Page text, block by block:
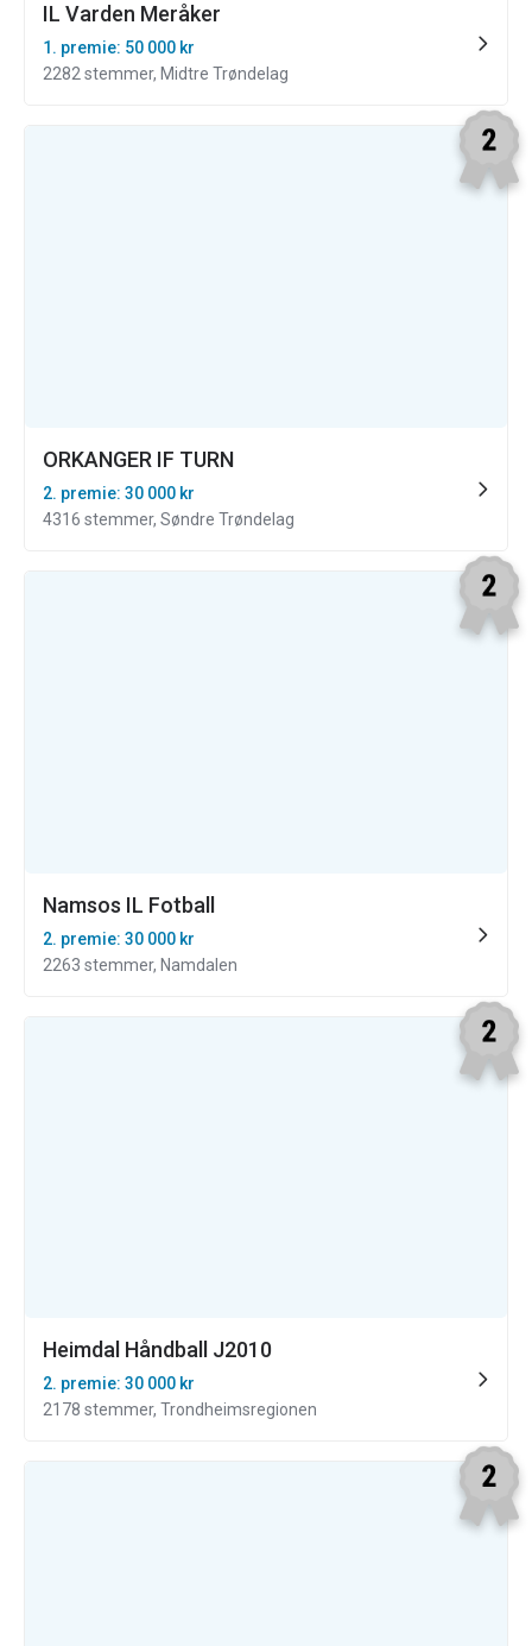
IL Varden Meråker
1. premie: 50 000 kr
2282 stemmer, Midtre Trøndelag
ORKANGER IF TURN
2. premie: 30 000 kr
4316 stemmer, Søndre Trøndelag
Namsos IL Fotball
2. premie: 30 000 kr
2263 stemmer, Namdalen
Heimdal Håndball J2010
2. premie: 30 000 kr
2178 stemmer, Trondheimsregionen